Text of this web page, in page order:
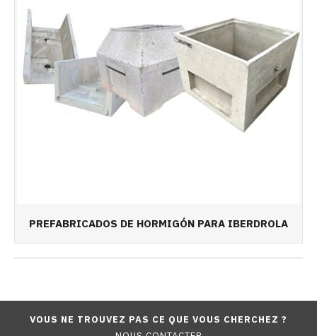
PREFABRICADOS DE HORMIGÓN PARA IBERDROLA
VOUS NE TROUVEZ PAS CE QUE VOUS CHERCHEZ ?